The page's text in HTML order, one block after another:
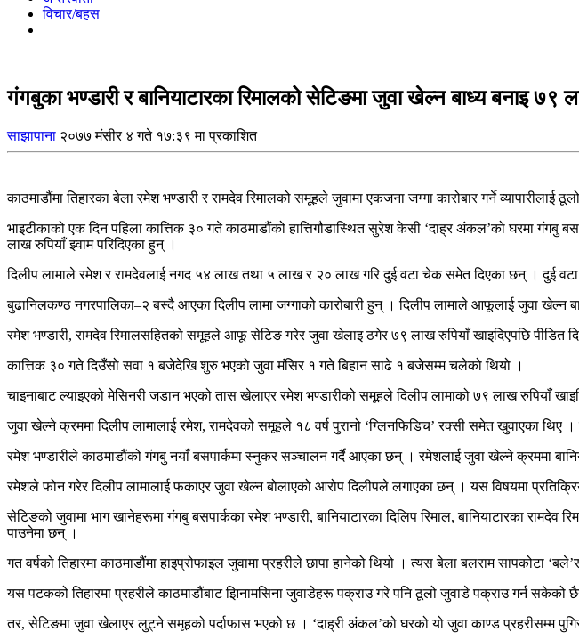
विचार/बहस
गंगबुका भण्डारी र बानियाटारका रिमालको सेटिङमा जुवा खेल्न बाध्य बनाइ ७९
साझापाना २०७७ मंसीर ४ गते १७:३९ मा प्रकाशित
काठमाडौंमा तिहारका बेला रमेश भण्डारी र रामदेव रिमालको समूहले जुवामा एकजना जग्गा कारोबार गर्ने व्यापारीलाई
भाइटीकाको एक दिन पहिला कात्तिक ३० गते काठमाडौंको हात्तिगौडास्थित सुरेश केसी ‘दाह्र अंकल’को घरमा गंगबु
लाख रुपियाँ झ्वाम परिदिएका हुन् ।
दिलीप लामाले रमेश र रामदेवलाई नगद ५४ लाख तथा ५ लाख र २० लाख गरि दुई वटा चेक समेत दिएका छन् । दुई वटा
बुढानिलकण्ठ नगरपालिका–२ बस्दै आएका दिलीप लामा जग्गाको कारोबारी हुन् । दिलीप लामाले आफूलाई जुवा खेल्न
रमेश भण्डारी, रामदेव रिमालसहितको समूहले आफू सेटिङ गरेर जुवा खेलाइ ठगेर ७९ लाख रुपियाँ खाइदिएपछि पीडित
कात्तिक ३० गते दिउँसो सवा १ बजेदेखि शुरु भएको जुवा मंसिर १ गते बिहान साढे १ बजेसम्म चलेको थियो ।
चाइनाबाट ल्याइएको मेसिनरी जडान भएको तास खेलाएर रमेश भण्डारीको समूहले दिलीप लामाको ७९ लाख रुपियाँ
जुवा खेल्ने क्रममा दिलीप लामालाई रमेश, रामदेवको समूहले १८ वर्ष पुरानो ‘ग्लिनफिडिच’ रक्सी समेत खुवाएका
रमेश भण्डारीले काठमाडौंको गंगबु नयाँ बसपार्कमा स्नुकर सञ्चालन गर्दै आएका छन् । रमेशलाई जुवा खेल्ने क्रममा
रमेशले फोन गरेर दिलीप लामालाई फकाएर जुवा खेल्न बोलाएको आरोप दिलीपले लगाएका छन् । यस विषयमा
सेटिङको जुवामा भाग खानेहरूमा गंगबु बसपार्कका रमेश भण्डारी, बानियाटारका दिलिप रिमाल, बानियाटारका
पाउनेमा छन् ।
गत वर्षको तिहारमा काठमाडौंमा हाइप्रोफाइल जुवामा प्रहरीले छापा हानेको थियो । त्यस बेला बलराम सापकोटा
यस पटकको तिहारमा प्रहरीले काठमाडौंबाट झिनामसिना जुवाडेहरू पक्राउ गरे पनि ठूलो जुवाडे पक्राउ गर्न सकेको
तर, सेटिङमा जुवा खेलाएर लुट्ने समूहको पर्दाफास भएको छ । ‘दाह्री अंकल’को घरको यो जुवा काण्ड प्रहरीसम्म